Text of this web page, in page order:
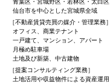
仙台市を中心とした宮城県全域
［不動産賃貸売買の媒介・管理業務］
オフィス、商業テナント
一戸建て、マンション、アパート
月極め駐車場
土地及び新築、中古建物
［提案コンサルティング業務］
土地活用や収益物件による資産運用